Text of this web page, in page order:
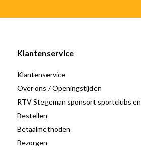
Klantenservice
Klantenservice
Over ons / Openingstijden
RTV Stegeman sponsort sportclubs
Bestellen
Betaalmethoden
Bezorgen